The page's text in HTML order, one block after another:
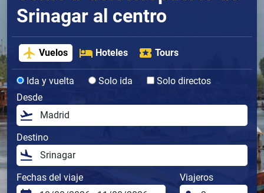
Srinagar al centro
Vuelos Hoteles Tours
Ida y vuelta Solo ida
Solo directos
Desde
Destino
Fechas del viaje Viajeros